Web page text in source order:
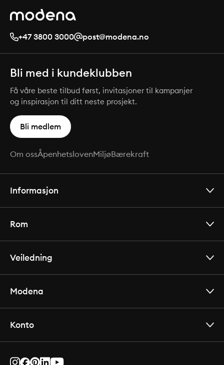
+47 3800 3000 post@modena.no
Bli med i kundeklubben
Få våre beste tilbud først, invitasjoner til kampanjer
og inspirasjon til ditt neste prosjekt.
Bli medlem
Om ossÅpenhetslovenMiljøBærekraft
Informasjon
Rom
Veiledning
Modena
Konto